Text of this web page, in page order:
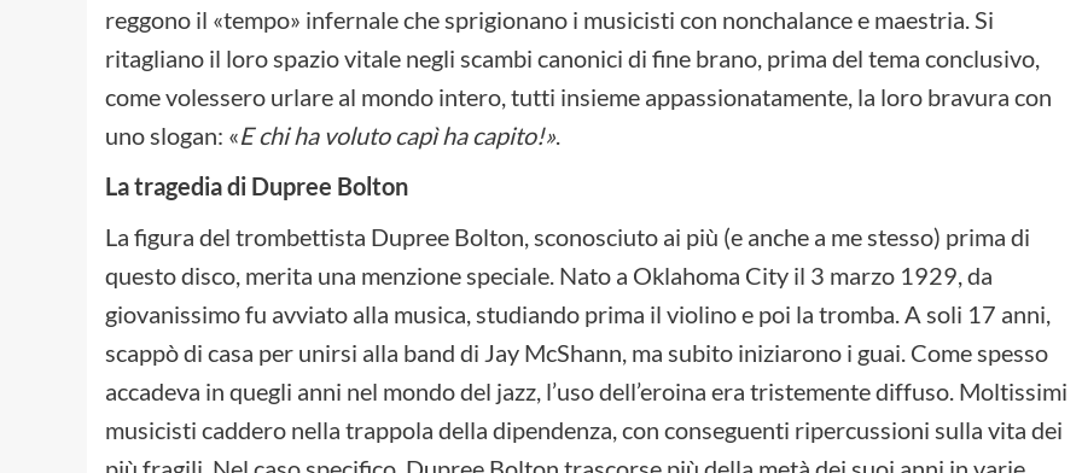
reggono il «tempo» infernale che sprigionano i musicisti con nonchalance e maestria. Si
ritagliano il loro spazio vitale negli scambi canonici di fine brano, prima del tema conclusivo,
come volessero urlare al mondo intero, tutti insieme appassionatamente, la loro bravura con
uno slogan: «E chi ha voluto capì ha capito!»
La tragedia di Dupree Bolton
La figura del trombettista Dupree Bolton, sconosciuto ai più (e anche a me stesso) prima di
questo disco, merita una menzione speciale. Nato a Oklahoma City il 3 marzo 1929, da
giovanissimo fu avviato alla musica, studiando prima il violino e poi la tromba. A soli 17 anni,
scappò di casa per unirsi alla band di Jay McShann, ma subito iniziarono i guai. Come spesso
accadeva in quegli anni nel mondo del jazz, l’uso dell’eroina era tristemente diffuso. Moltissimi
musicisti caddero nella trappola della dipendenza, con conseguenti ripercussioni sulla vita dei